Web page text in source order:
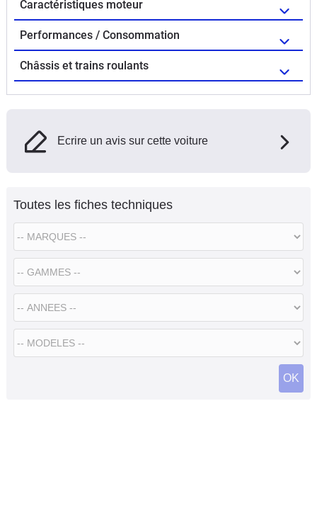
Caractéristiques moteur
Performances / Consommation
Châssis et trains roulants
Ecrire un avis sur cette voiture
Toutes les fiches techniques